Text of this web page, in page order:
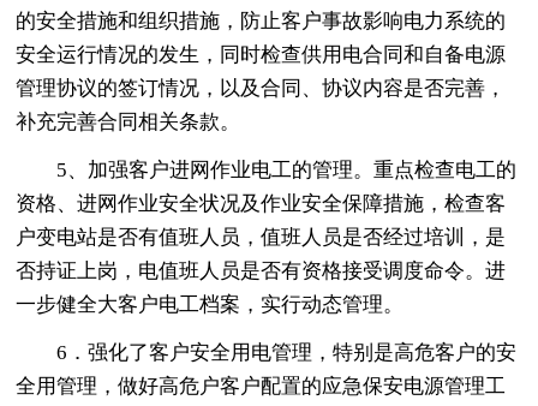
的安全措施和组织措施，防止客户事故影响电力系统的
安全运行情况的发生，同时检查供用电合同和自备电源
管理协议的签订情况，以及合同、协议内容是否完善，
补充完善合同相关条款。
5、加强客户进网作业电工的管理。重点检查电工的
资格、进网作业安全状况及作业安全保障措施，检查客
户变电站是否有值班人员，值班人员是否经过培训，是
否持证上岗，电值班人员是否有资格接受调度命令。进
一步健全大客户电工档案，实行动态管理。
6．强化了客户安全用电管理，特别是高危客户的安
全用管理，做好高危户客户配置的应急保安电源管理工